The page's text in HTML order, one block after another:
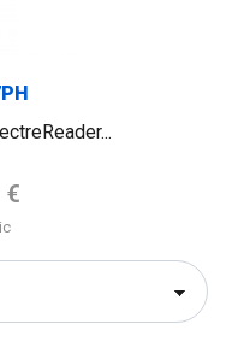
de base
€